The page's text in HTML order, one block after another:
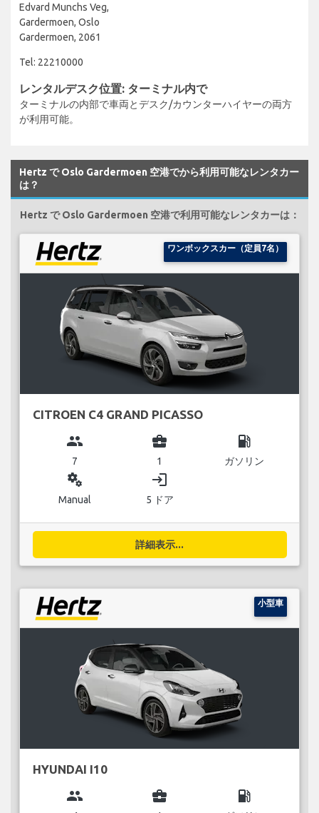
Edvard Munchs Veg,
Gardermoen, Oslo
Gardermoen, 2061
Tel: 22210000
レンタルデスク位置: ターミナル内で
ターミナルの内部で車両とデスク/カウンターハイヤーの両方
が利用可能。
Hertz で Oslo Gardermoen 空港でから利用可能なレンタカー
は？
Hertz で Oslo Gardermoen 空港で利用可能なレンタカーは：
ワンボックスカー（定員7名）
CITROEN C4 GRAND PICASSO
group
7
business_center
1
local_gas_station
ガソリン
miscellaneous_services
Manual
login
5 ドア
詳細表示...
小型車
HYUNDAI I10
group business_center local_gas_station